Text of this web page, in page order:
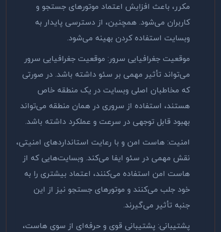
مکرر، باعث افزایش اعتماد موتورهای جستجو و
کاربران می‌شود. همچنین، از دسترسی پایدار به
وبسایت استفاده کردن بهینه می‌شود.
موقعیت جغرافیایی سرور: موقعیت جغرافیایی سرور
می‌تواند تأثیر مهمی بر سئو داشته باشد. در صورتی
که مخاطبان اصلی وبسایت در یک منطقه خاص
هستند، استفاده از سروری در همان منطقه می‌تواند
بهبود قابل توجهی در سرعت و عملکرد داشته باشد.
امنیت: هاست امن و با رعایت استانداردهای امنیتی،
نقش مهمی در سئو ایفا می‌کند. وبسایت‌هایی که از
هاست امن استفاده می‌کنند، اعتماد بیشتری را به
خود جلب می‌کنند و موتورهای جستجو نیز از این
جنبه تأثیر می‌گیرند.
پشتیبانی: پشتیبانی قوی و حرفه‌ای از سوی هاست،